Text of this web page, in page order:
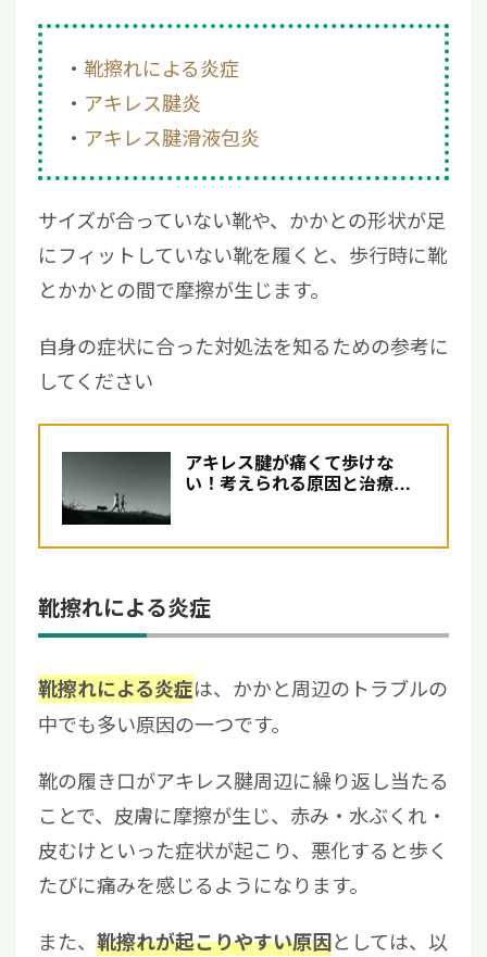
靴擦れによる炎症
アキレス腱炎
アキレス腱滑液包炎
サイズが合っていない靴や、かかとの形状が足
にフィットしていない靴を履くと、歩行時に靴
とかかとの間で摩擦が生じます。
自身の症状に合った対処法を知るための参考に
してください
アキレス腱が痛くて歩けな
い！考えられる原因と治療方
靴擦れによる炎症
靴擦れによる炎症は、かかと周辺のトラブルの
中でも多い原因の一つです。
靴の履き口がアキレス腱周辺に繰り返し当たる
ことで、皮膚に摩擦が生じ、赤み・水ぶくれ・
皮むけといった症状が起こり、悪化すると歩く
たびに痛みを感じるようになります。
また、 靴擦れが起こりやすい原因としては、以